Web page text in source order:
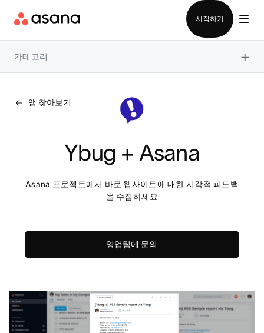
시작하기
카테고리 ×
앱 찾아보기
Ybug + Asana
Asana 프로젝트에서 바로 웹사이트에 대한 시각적 피드백
을 수집하세요
영업팀에 문의